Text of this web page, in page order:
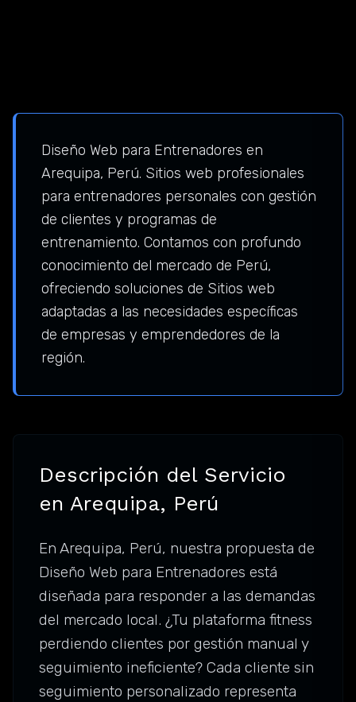
Diseño Web para Entrenadores en
Arequipa, Perú. Sitios web profesionales
para entrenadores personales con gestión
de clientes y programas de
entrenamiento. Contamos con profundo
conocimiento del mercado de Perú,
ofreciendo soluciones de Sitios web
adaptadas a las necesidades específicas
de empresas y emprendedores de la
región.
Descripción del Servicio
en Arequipa, Perú
En Arequipa, Perú, nuestra propuesta de
Diseño Web para Entrenadores está
diseñada para responder a las demandas
del mercado local. ¿Tu plataforma fitness
perdiendo clientes por gestión manual y
seguimiento ineficiente? Cada cliente sin
seguimiento personalizado representa